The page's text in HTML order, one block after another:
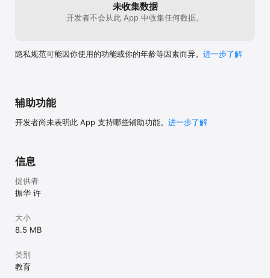
未收集数据
开发者不会从此 App 中收集任何数据。
隐私规范可能因你使用的功能或你的年龄等因素而异。 进一步了解
辅助功能
开发者尚未表明此 App 支持哪些辅助功能。 进一步了解
信息
提供者
振华 许
大小
8.5 MB
类别
教育